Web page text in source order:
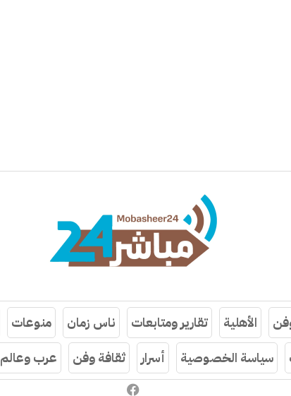
الأهلية تقارير ومتابعات ناس زمان منوعات
سياسة الخصوصية أسرار ثقافة وفن عرب وعالم
فيسبوك